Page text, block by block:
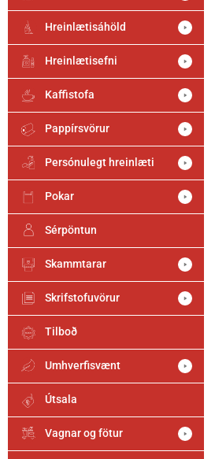
Hreinlætisáhöld
Hreinlætisefni
Kaffistofa
Pappírsvörur
Persónulegt hreinlæti
Pokar
Sérpöntun
Skammtarar
Skrifstofuvörur
Tilboð
Umhverfisvænt
Útsala
Vagnar og fötur